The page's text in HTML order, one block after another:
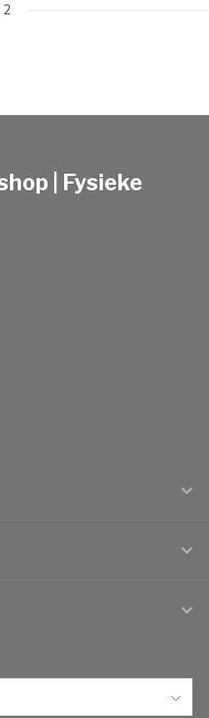
2
| Fysieke